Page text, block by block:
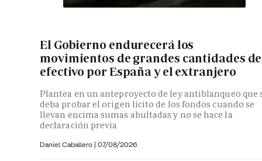
El Gobierno endurecerá los
movimientos de grandes cantidades de
efectivo por España y el extranjero
Plantea en un anteproyecto de ley antiblanqueo que
deba probar el origen lícito de los fondos cuando se
llevan encima sumas abultadas y no se hace la
declaración previa
Daniel Caballero | 07/08/2026